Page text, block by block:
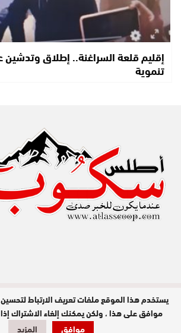
إقليم قلعة السراغنة.. إطلاق
تنموية
مدير النشر : عبد الله عزي / جميع الحقوق
محفوظة © 2026
تصميم وبرمجة
يستخدم هذا الموقع ملفات تعريف الارتباط
موافق على هذا ، ولكن يمكنك إلغاء الاشتراك
موافق
المزيد